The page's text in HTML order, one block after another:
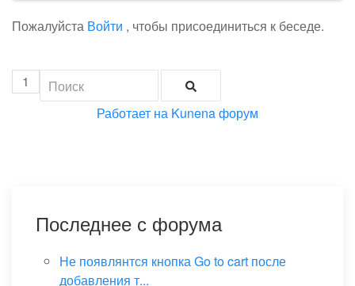
Пожалуйста Войти , чтобы присоединиться к беседе.
1
Работает на Kunena форум
Последнее с форума
Не появлянтся кнопка Go to cart после
добавления т...